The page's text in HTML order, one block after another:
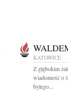
KATOWICE
Z głębokim
wiadomość o
byłego...